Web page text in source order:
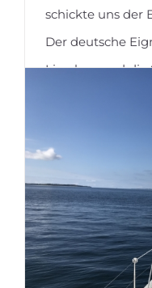
AUGUST
schickte uns der
Der deutsche
Lissabon und die
Heimathafen an